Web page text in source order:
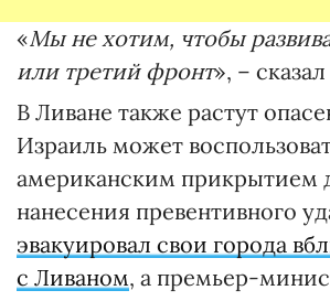
«Мы не хотим, чтобы
или третий фронт», –
В Ливане также растут
Израиль может
американским прикрытием
нанесения превентивного
эвакуировал свои города
с Ливаном, а премьер-